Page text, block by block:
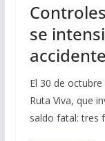
se
El 30 de
Ruta Viva, que
saldo fatal: tres